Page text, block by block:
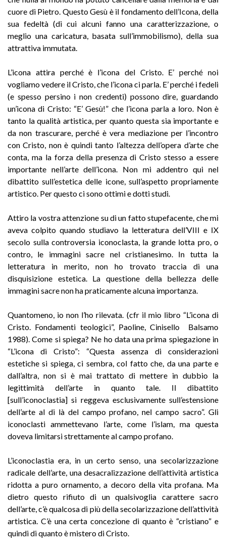
cuore di Pietro. Questo Gesù è il fondamento dell’Icona, della
sua fedeltà (di cui alcuni fanno una caratterizzazione, o
meglio una caricatura, basata sull’immobilismo), della sua
attrattiva immutata.
L’icona attira perché è l’icona del Cristo. E’ perché noi
vogliamo vedere il Cristo, che l’icona ci parla. E’ perché i fedeli
(e spesso persino i non credenti) possono dire, guardando
un’icona di Cristo: “E’ Gesù!” che l’icona parla a loro. Non è
tanto la qualità artistica, per quanto questa sia importante e
da non trascurare, perché è vera mediazione per l’incontro
con Cristo, non è quindi tanto l’altezza dell’opera d’arte che
conta, ma la forza della presenza di Cristo stesso a essere
importante nell’arte dell’icona. Non mi addentro qui nel
dibattito sull’estetica delle icone, sull’aspetto propriamente
artistico. Per questo ci sono ottimi e dotti studi.
Attiro la vostra attenzione su di un fatto stupefacente, che mi
aveva colpito quando studiavo la letteratura dell’VIII e IX
secolo sulla controversia iconoclasta, la grande lotta pro, o
contro, le immagini sacre nel cristianesimo. In tutta la
letteratura in merito, non ho trovato traccia di una
disquisizione estetica. La questione della bellezza delle
immagini sacre non ha praticamente alcuna importanza.
Quantomeno, io non l’ho rilevata. (cfr il mio libro “L’icona di
Cristo. Fondamenti teologici”, Paoline, Cinisello Balsamo
1988). Come si spiega? Ne ho data una prima spiegazione in
“L’icona di Cristo”: “Questa assenza di considerazioni
estetiche si spiega, ci sembra, col fatto che, da una parte e
dall’altra, non si è mai trattato di mettere in dubbio la
legittimità dell’arte in quanto tale. Il dibattito
[sull’iconoclastia] si reggeva esclusivamente sull’estensione
dell’arte al di là del campo profano, nel campo sacro”. Gli
iconoclasti ammettevano l’arte, come l’islam, ma questa
doveva limitarsi strettamente al campo profano.
L’iconoclastia era, in un certo senso, una secolarizzazione
radicale dell’arte, una desacralizzazione dell’attività artistica
ridotta a puro ornamento, a decoro della vita profana. Ma
dietro questo rifiuto di un qualsivoglia carattere sacro
dell’arte, c’è qualcosa di più della secolarizzazione dell’attività
artistica. C’è una certa concezione di quanto è “cristiano” e
quindi di quanto è mistero di Cristo.